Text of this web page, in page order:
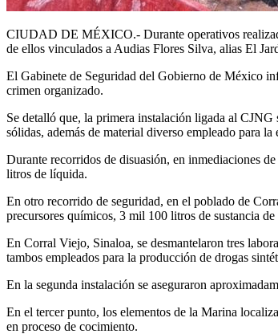
CIUDAD DE MÉXICO.- Durante operativos
de ellos vinculados a Audias Flores Silva, alias El
El Gabinete de Seguridad del Gobierno de México
crimen organizado.
Se detalló que, la primera instalación ligada al
sólidas, además de material diverso empleado para la
Durante recorridos de disuasión, en inmediaciones
litros de líquida.
En otro recorrido de seguridad, en el poblado de
precursores químicos, 3 mil 100 litros de sustancia
En Corral Viejo, Sinaloa, se desmantelaron tres
tambos empleados para la producción de drogas
En la segunda instalación se aseguraron
En el tercer punto, los elementos de la Marina
en proceso de cocimiento.